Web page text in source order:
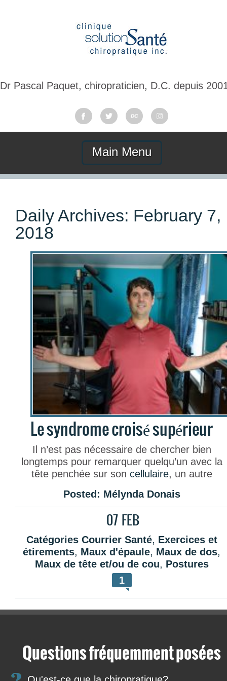
Dr Pascal Paquet, chiropraticien, D.C. depuis
Main Menu
Daily Archives: February 7,
2018
Le syndrome croisé supérieur
Il n’est pas nécessaire de chercher bien
longtemps pour remarquer quelqu’un avec la
tête penchée sur son cellulaire, un autre
encore un collègue de travailaffalédevant son
écran d’ordinateur. Bien qu’inconscient, ces
différentes mauvaises postures peuvent mener
au syndrome croisé supérieur aussi connu
sous son nom anglophoneUpper crossed
syndrome (UCS).
Qu’est-ce que le syndrome
croisé supérieur ?
de la poitrine sont affaiblis au point d’être
déformés. Pour être plus précis, « les muscles
Posted: Mélynda Donais
07 FEB
Catégories Courrier Santé, Exercices et
étirements, Maux d'épaule, Maux de dos,
Maux de tête et/ou de cou, Postures
1
Questions fréquemment posées